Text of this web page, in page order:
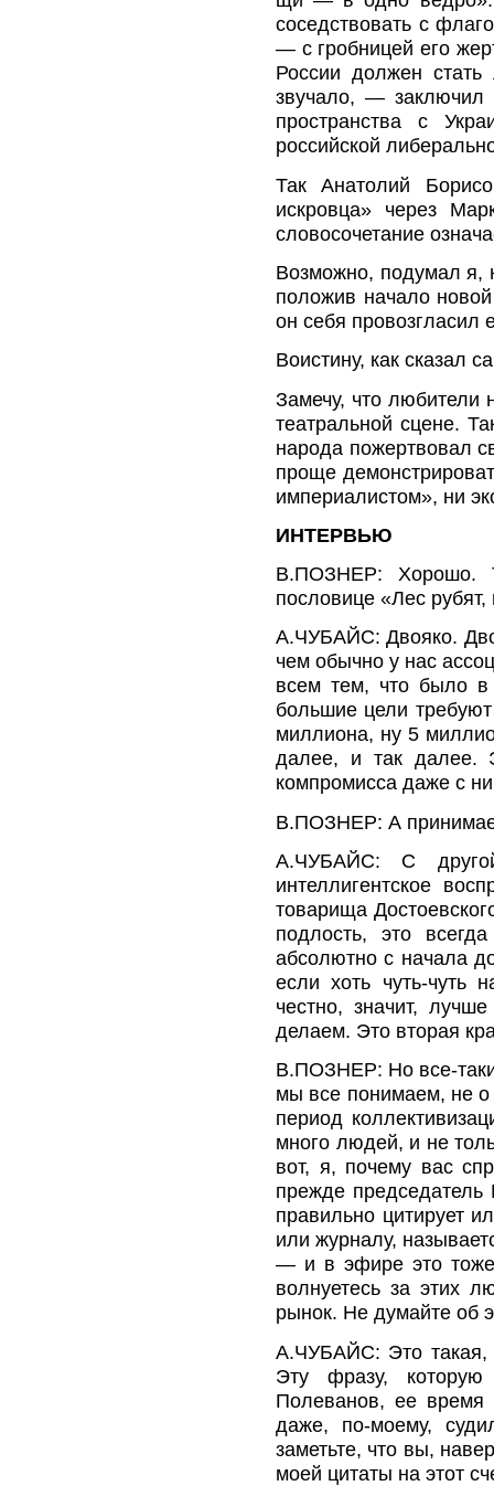
соседствовать с
— с гробницей его
России должен
звучало, — заключил
пространства с
российской
Так Анатолий
искровца» через
словосочетание
Возможно, подумал я,
положив начало
он себя провозгласил
Воистину, как сказал
Замечу, что любители
театральной сцене.
народа пожертвовал
проще
империалистом», ни
ИНТЕРВЬЮ
В.ПОЗНЕР: Хорошо.
пословице «Лес
А.ЧУБАЙС: Двояко.
чем обычно у нас
всем тем, что было в
большие цели
миллиона, ну 5
далее, и так далее.
компромисса даже с
В.ПОЗНЕР: А
А.ЧУБАЙС: С
интеллигентское
товарища
подлость, это
абсолютно с начала
если хоть чуть-чуть
честно, значит,
делаем. Это вторая
В.ПОЗНЕР: Но все-таки
мы все понимаем, не о
период
много людей, и не
вот, я, почему вас
прежде председатель
правильно цитирует
или журналу,
— и в эфире это тоже
волнуетесь за этих
рынок. Не думайте об
А.ЧУБАЙС: Это такая,
Эту фразу, которую
Полеванов, ее
даже, по-моему,
заметьте, что вы,
моей цитаты на этот